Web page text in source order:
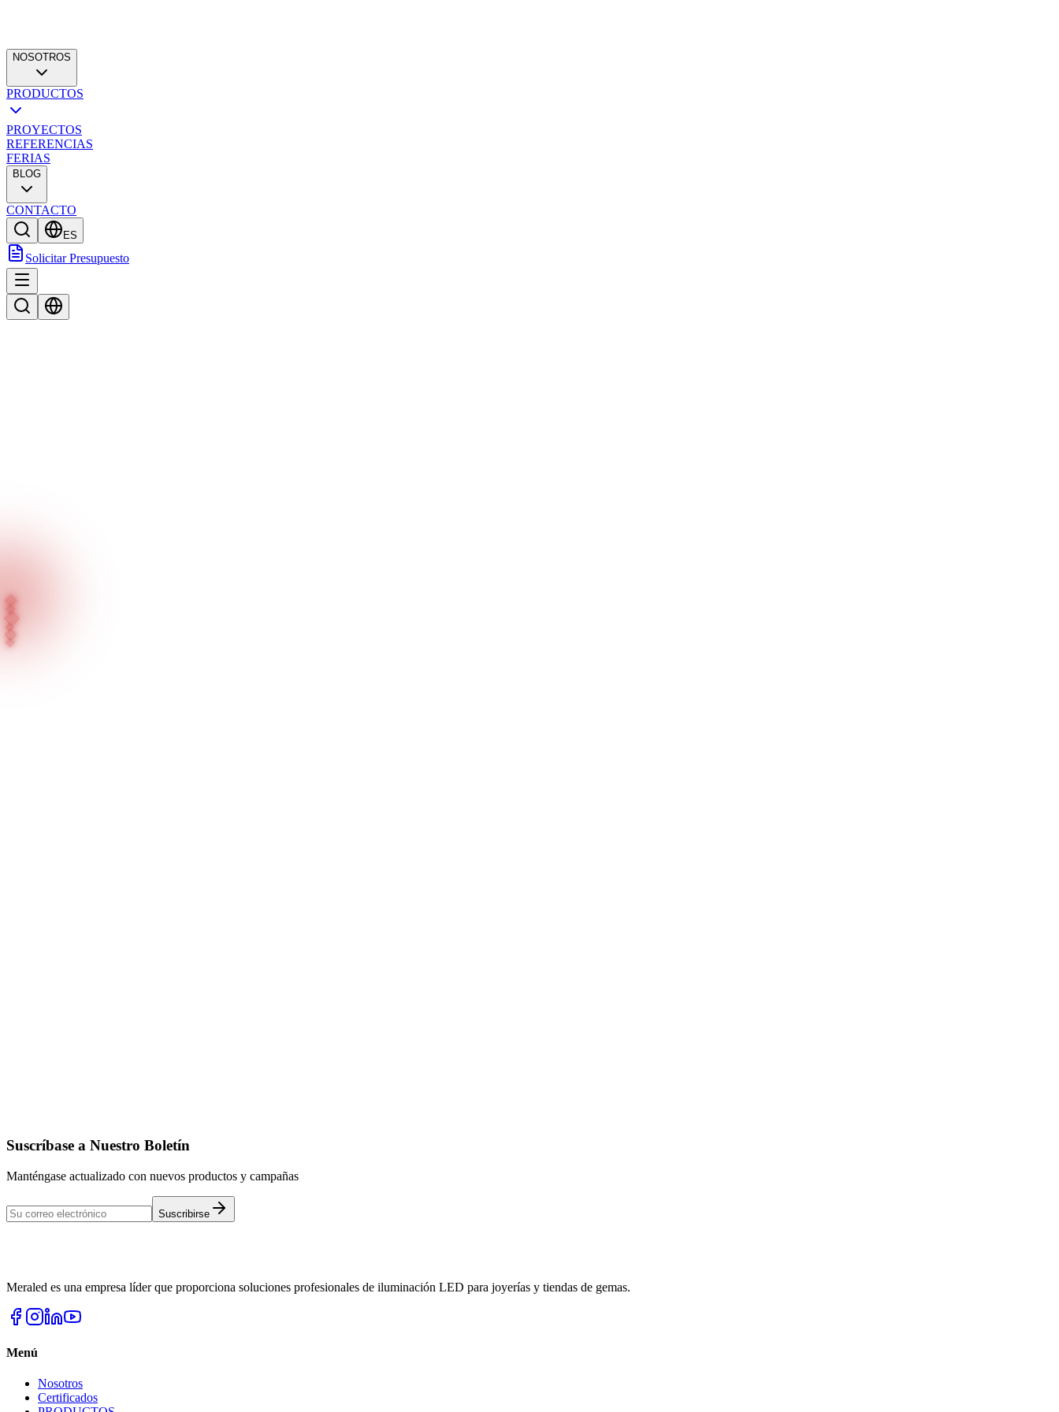
NOSOTROS
PRODUCTOS
PROYECTOS
REFERENCIAS
FERIAS
BLOG
CONTACTO
ES
Solicitar Presupuesto
Suscríbase a Nuestro Boletín
Manténgase actualizado con nuevos productos y campañas
Suscribirse
Meraled es una empresa líder que proporciona soluciones profesionales de iluminación LED para joyerías y tiendas de gemas.
Menú
Nosotros
Certificados